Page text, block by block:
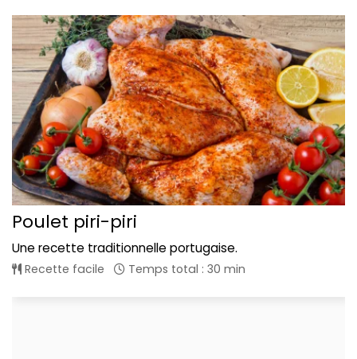
Poulet piri-piri
Une recette traditionnelle portugaise.
Recette facile Temps total : 30 min